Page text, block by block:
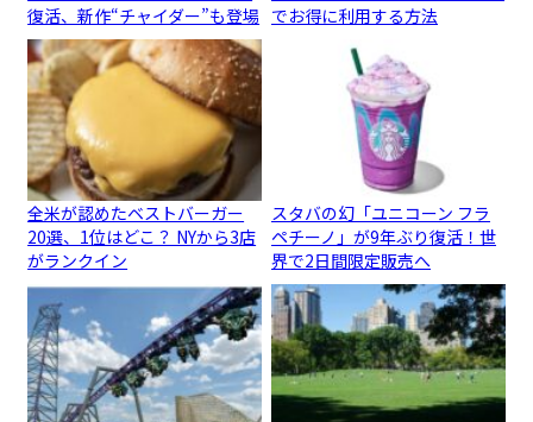
復活、新作“チャイダー”も登場 でお得に利用する方法
全米が認めたベストバーガー
20選、1位はどこ？ NYから3店
がランクイン
スタバの幻「ユニコーン フラ
ペチーノ」が9年ぶり復活！世
界で2日間限定販売へ